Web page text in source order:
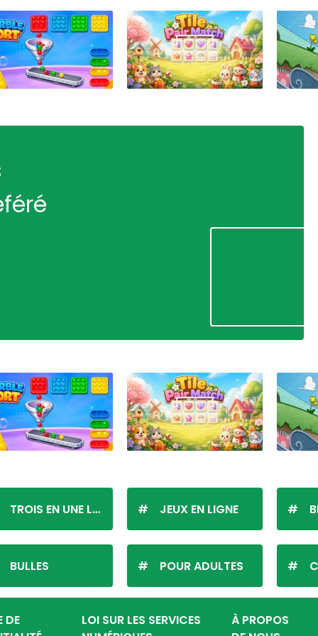
TROIS EN UNE LIGNE
BULLES
JEUX EN LIGNE
POUR ADULTES
DE
LOI SUR LES SERVICES
À PROPOS